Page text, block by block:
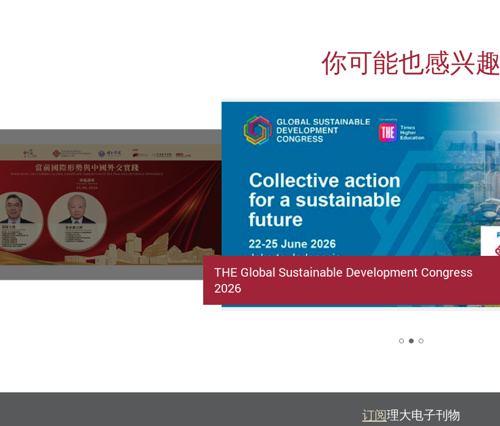
你可能也感兴趣
THE Global Sustainable Development Congress
2026
订阅理大电子刊物